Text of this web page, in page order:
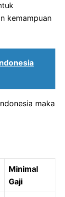
kemampuan
maka
Minimal
Gaji